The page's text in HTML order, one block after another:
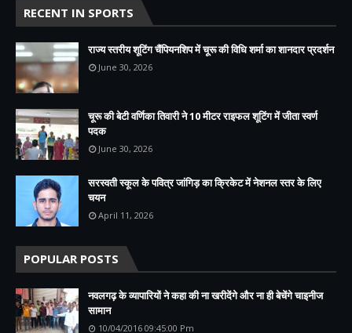
RECENT IN SPORTS
राज्य स्तरीय शूटिंग चैंपियनशिप में चूरू की विधि शर्मा का शानदार प्रदर्शन
June 30, 2026
चूरू की बेटी वर्णिका तिवारी ने 10 मीटर राइफल शूटिंग में जीता स्वर्ण
पदक
June 30, 2026
सरस्वती स्कूल के पवित्र जांगिड़ का क्रिकेट में नेशनल स्तर के लिए
चयन
April 11, 2026
POPULAR POSTS
नवलगढ़ के व्यापारियों ने कहा की ना खरीदेंगे और ना ही बेचेंगे चाइनीज
सामान
10/04/2016 09:45:00 Pm